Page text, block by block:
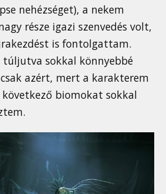
nehézséget), a nekem
része igazi szenvedés volt,
is fontolgattam.
sokkal könnyebbé
azért, mert a karakterem
biomokat sokkal